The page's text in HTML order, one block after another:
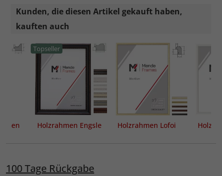
Kunden, die diesen Artikel gekauft haben,
kauften auch
Topseller
Holzrahmen Engsle Holzrahmen Lofoi
100 Tage Rückgabe